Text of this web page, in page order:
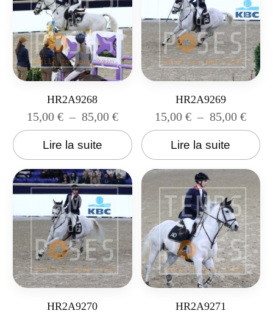
HR2A9268
15,00 € – 85,00 €
Lire la suite
HR2A9269
15,00€ – 85,00€
Lire la suite
HR2A9270 HR2A9271